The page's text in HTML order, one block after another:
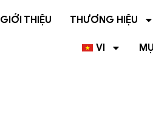
GIỚI THIỆU THƯƠNG HIỆU
VI